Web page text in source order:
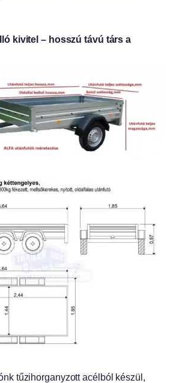
kivitel – hosszú távú társ a
tűzihorganyzott acélból készül,